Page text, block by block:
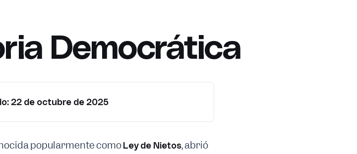
Democrática
22 de octubre de 2025
popularmente comoLey de Nietos, abrió